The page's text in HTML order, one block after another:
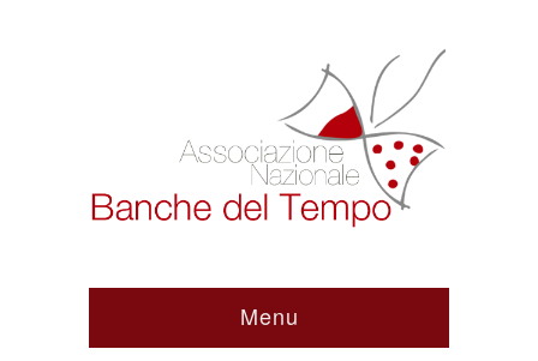
Menu
30 Giugno 2026